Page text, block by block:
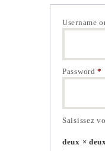
Username
Password*
Saisissez
deux ×